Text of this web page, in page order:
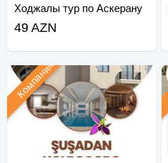
Ходжалы тур по Аскерану
49 AZN
Компания